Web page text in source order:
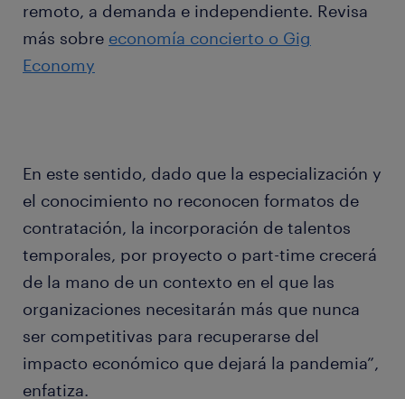
remoto, a demanda e independiente. Revisa
más sobre economía concierto o Gig
Economy
En este sentido, dado que la especialización y
el conocimiento no reconocen formatos de
contratación, la incorporación de talentos
temporales, por proyecto o part-time crecerá
de la mano de un contexto en el que las
organizaciones necesitarán más que nunca
ser competitivas para recuperarse del
impacto económico que dejará la pandemia”,
enfatiza.